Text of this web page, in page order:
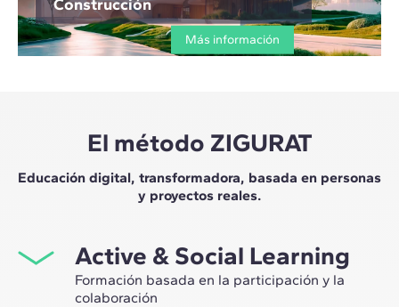
Más información
El método ZIGURAT
Educación digital, transformadora, basada en personas
y proyectos reales.
Active & Social Learning
Formación basada en la participación y la
colaboración